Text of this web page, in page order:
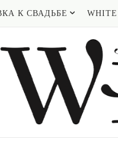
К СВАДЬБЕ WHITE